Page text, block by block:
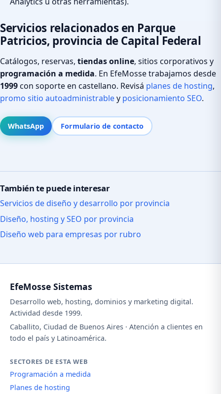
Servicios relacionados en Parque
Patricios, provincia de Capital Federal
Catálogos, reservas, tiendas online, sitios corporativos y
programación a medida. En EfeMosse trabajamos desde
1999con soporte en castellano. Revisá planes de hosting,
promo sitio autoadministrabley posicionamiento SEO.
WhatsApp Formulario de contacto
También te puede interesar
Servicios de diseño y desarrollo por provincia
Diseño, hosting y SEO por provincia
Diseño web para empresas por rubro
EfeMosse Sistemas
Desarrollo web, hosting, dominios y marketing digital.
Actividad desde 1999.
Caballito, Ciudad de Buenos Aires · Atención a clientes en
todo el país y Latinoamérica.
SECTORES DE ESTA WEB
Programación a medida
Planes de hosting